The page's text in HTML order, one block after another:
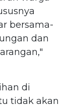
bersama-
dan
di
tidak akan